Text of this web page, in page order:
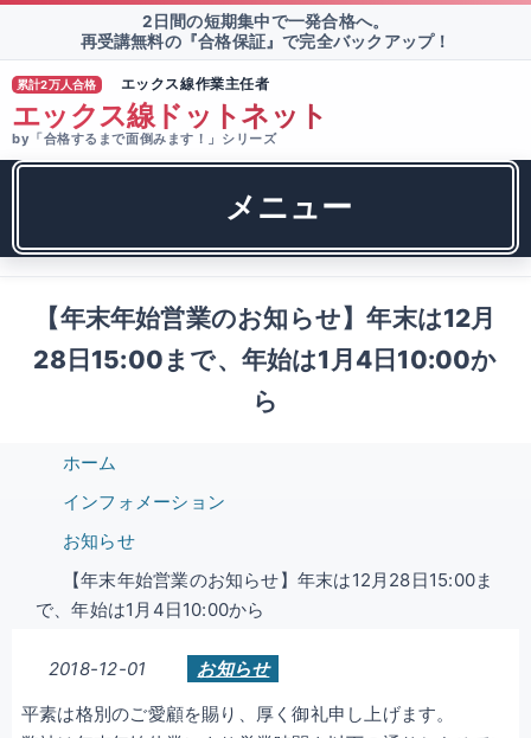
2日間の短期集中で一発合格へ。
再受講無料の『合格保証』で完全バックアップ！
累計2万人合格 エックス線作業主任者
エックス線ドットネット
by「合格するまで面倒みます！」シリーズ
メニュー
【年末年始営業のお知らせ】年末は12月
28日15:00まで、年始は1月4日10:00か
ら
ホーム
インフォメーション
お知らせ
【年末年始営業のお知らせ】年末は12月28日15:00ま
で、年始は1月4日10:00から
2018-12-01
お知らせ
平素は格別のご愛顧を賜り、厚く御礼申し上げます。